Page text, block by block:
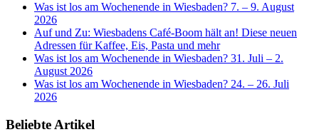
Was ist los am Wochenende in Wiesbaden? 7. – 9. August
2026
Auf und Zu: Wiesbadens Café-Boom hält an! Diese neuen
Adressen für Kaffee, Eis, Pasta und mehr
Was ist los am Wochenende in Wiesbaden? 31. Juli – 2.
August 2026
Was ist los am Wochenende in Wiesbaden? 24. – 26. Juli
2026
Beliebte Artikel